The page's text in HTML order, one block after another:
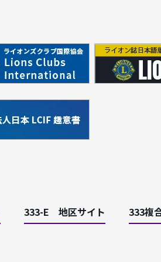
333-E 地区サイト 333複